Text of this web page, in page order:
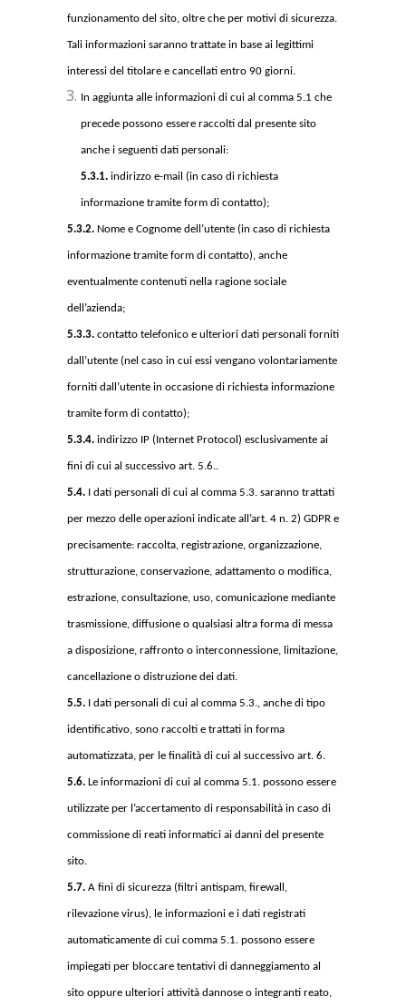
funzionamento del sito, oltre che per motivi di sicurezza.
Tali informazioni saranno trattate in base ai legittimi
interessi del titolare e cancellati entro 90 giorni.
In aggiunta alle informazioni di cui al comma 5.1 che
precede possono essere raccolti dal presente sito
anche i seguenti dati personali:
5.3.1. indirizzo e-mail (in caso di richiesta
informazione tramite form di contatto);
5.3.2. Nome e Cognome dell’utente (in caso di richiesta
informazione tramite form di contatto), anche
eventualmente contenuti nella ragione sociale
dell’azienda;
5.3.3. contatto telefonico e ulteriori dati personali forniti
dall’utente (nel caso in cui essi vengano volontariamente
forniti dall’utente in occasione di richiesta informazione
tramite form di contatto);
5.3.4. indirizzo IP (Internet Protocol) esclusivamente ai
fini di cui al successivo art. 5.6..
5.4. I dati personali di cui al comma 5.3. saranno trattati
per mezzo delle operazioni indicate all’art. 4 n. 2) GDPR e
precisamente: raccolta, registrazione, organizzazione,
strutturazione, conservazione, adattamento o modifica,
estrazione, consultazione, uso, comunicazione mediante
trasmissione, diffusione o qualsiasi altra forma di messa
a disposizione, raffronto o interconnessione, limitazione,
cancellazione o distruzione dei dati.
5.5. I dati personali di cui al comma 5.3., anche di tipo
identificativo, sono raccolti e trattati in forma
automatizzata, per le finalità di cui al successivo art. 6.
5.6. Le informazioni di cui al comma 5.1. possono essere
utilizzate per l’accertamento di responsabilità in caso di
commissione di reati informatici ai danni del presente
sito.
5.7. A fini di sicurezza (filtri antispam, firewall,
rilevazione virus), le informazioni e i dati registrati
automaticamente di cui comma 5.1. possono essere
impiegati per bloccare tentativi di danneggiamento al
sito oppure ulteriori attività dannose o integranti reato,